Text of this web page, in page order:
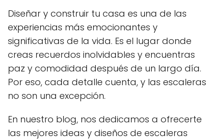
Diseñar y construir tu casa es una de las
experiencias más emocionantes y
significativas de la vida. Es el lugar donde
creas recuerdos inolvidables y encuentras
paz y comodidad después de un largo día.
Por eso, cada detalle cuenta, y las escaleras
no son una excepción.
En nuestro blog, nos dedicamos a ofrecerte
las mejores ideas y diseños de escaleras